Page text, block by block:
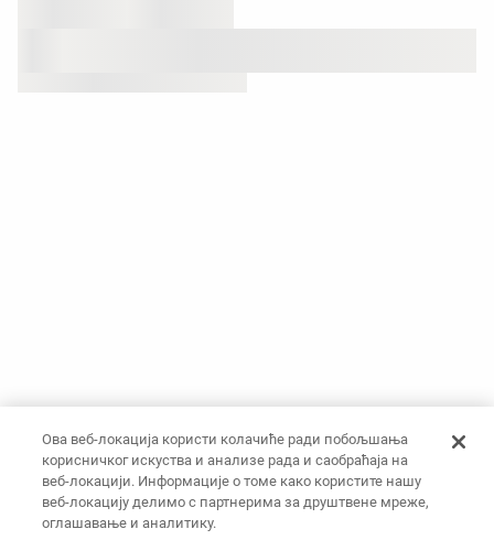
Ова веб-локација користи колачиће ради побољшања
корисничког искуства и анализе рада и саобраћаја на
веб-локацији. Информације о томе како користите нашу
веб-локацију делимо с партнерима за друштвене мреже,
оглашавање и аналитику.